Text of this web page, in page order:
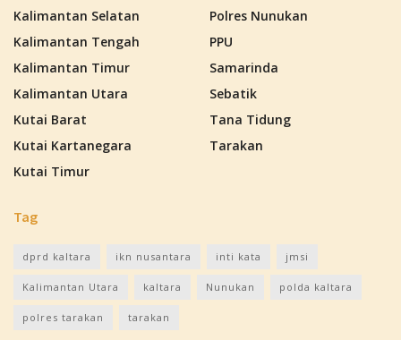
Kalimantan Selatan
Kalimantan Tengah
Kalimantan Timur
Kalimantan Utara
Kutai Barat
Kutai Kartanegara
Kutai Timur
Polres Nunukan
PPU
Samarinda
Sebatik
Tana Tidung
Tarakan
Tag
dprd kaltara ikn nusantara inti kata jmsi
Kalimantan Utara kaltara Nunukan polda kaltara
polres tarakan tarakan